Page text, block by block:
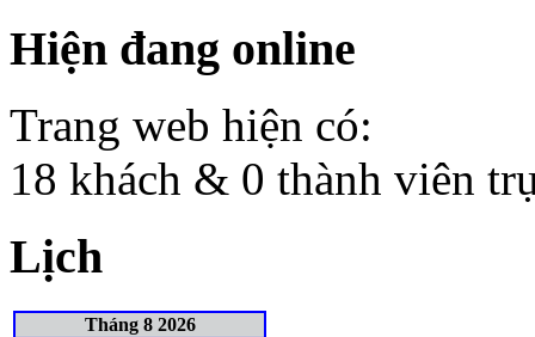
Hiện đang online
Trang web hiện có:
18 khách & 0 thành viên
Lịch
Tháng 8 2026